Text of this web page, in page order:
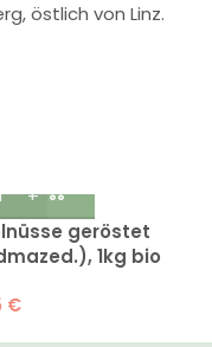
östlich von Linz.
geröstet
1kg bio
€